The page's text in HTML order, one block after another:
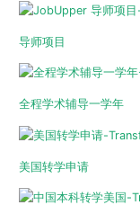
导师项目
全程学术辅导一学年
美国转学申请